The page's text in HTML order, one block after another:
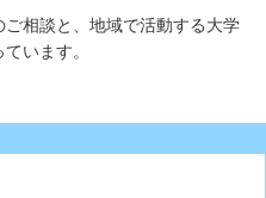
相談と、地域で活動する大学
います。